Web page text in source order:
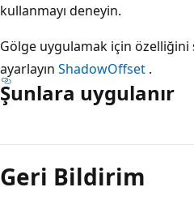
kullanmayı deneyin.
Gölge uygulamak için özelliğini
ayarlayın ShadowOffset .
Şunlara uygulanır
modu
devre
Geri Bildirim